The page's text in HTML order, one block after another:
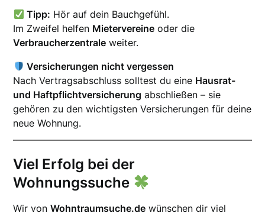
Tipp: Hör auf dein Bauchgefühl.
Im Zweifel helfen Mietervereine oder die
Verbraucherzentrale weiter.
Versicherungen nicht vergessen
Nach Vertragsabschluss solltest du eine Hausrat-
und Haftpflichtversicherung abschließen – sie
gehören zu den wichtigsten Versicherungen für deine
neue Wohnung.
Viel Erfolg bei der
Wohnungssuche
Wir vonWohntraumsuche.de wünschen dir viel